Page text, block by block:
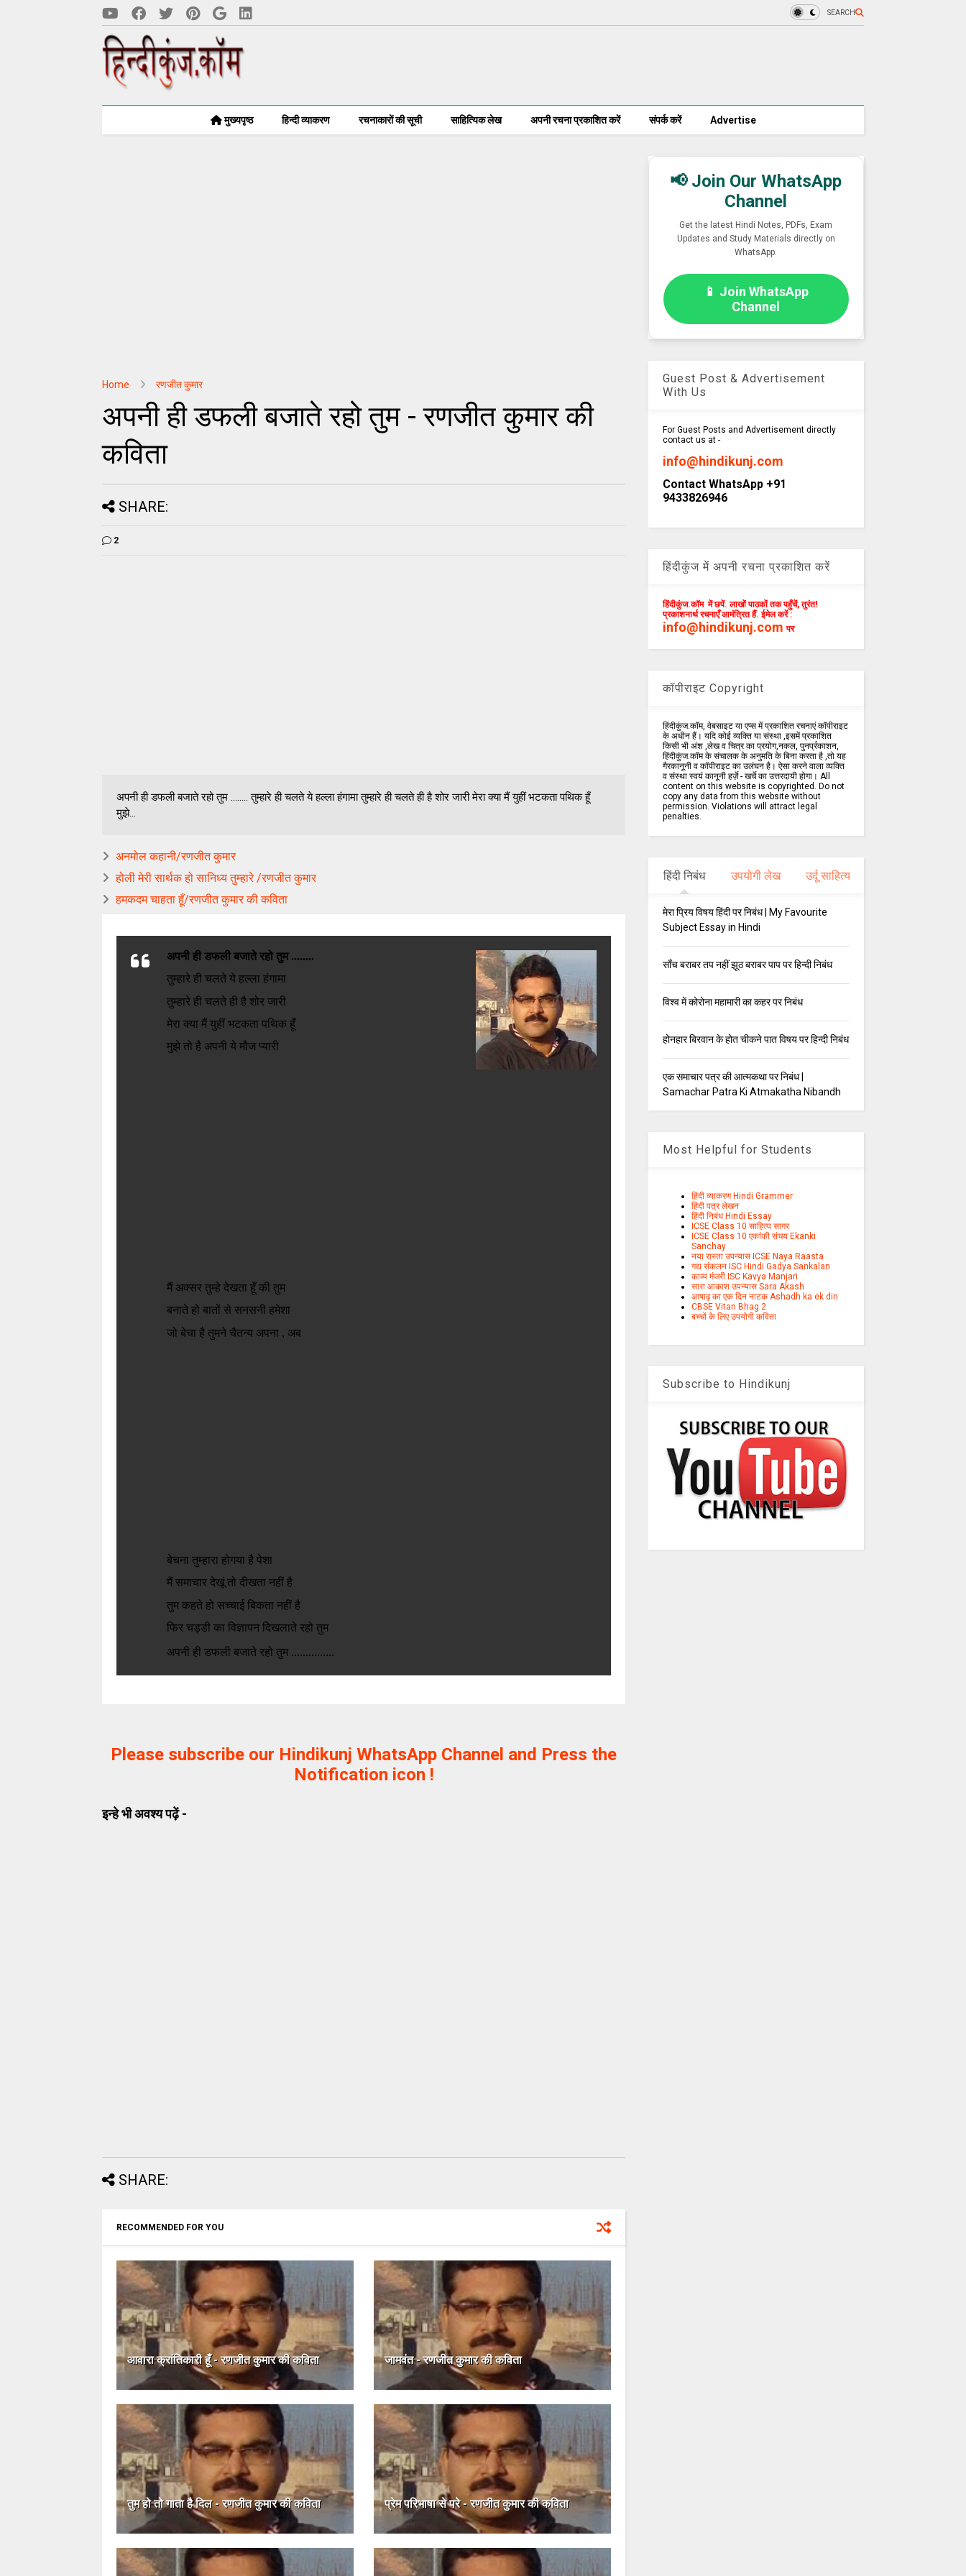
SEARCH
मुख्यपृष्ठ हिन्दी व्याकरण रचनाकारों की सूची साहित्यिक लेख अपनी रचना प्रकाशित करें संपर्क करें Advertise
Home रणजीत कुमार
अपनी ही डफली बजाते रहो तुम - रणजीत कुमार की
कविता
SHARE:
2
अपनी ही डफली बजाते रहो तुम ........ तुम्हारे ही चलते ये हल्ला हंगामा तुम्हारे ही चलते ही है शोर जारी मेरा क्या मैं युहीं भटकता पथिक हूँ
मुझे...
अनमोल कहानी/रणजीत कुमार
होली मेरी सार्थक हो सानिध्य तुम्हारे /रणजीत कुमार
हमकदम चाहता हूँ/रणजीत कुमार की कविता
अपनी ही डफली बजाते रहो तुम ........
तुम्हारे ही चलते ये हल्ला हंगामा
तुम्हारे ही चलते ही है शोर जारी
मेरा क्या मैं युहीं भटकता पथिक हूँ
मुझे तो है अपनी ये मौज प्यारी
मैं अक्सर तुम्हे देखता हूँ की तुम
बनाते हो बातों से सनसनी हमेशा
जो बेचा है तुमने चैतन्य अपना , अब
बेचना तुम्हारा होगया है पेशा
मैं समाचार देखूं तो दीखता नहीं है
तुम कहते हो सच्चाई बिकता नहीं है
फिर चड्डी का विज्ञापन दिखलाते रहो तुम
अपनी ही डफली बजाते रहो तुम ...............
Please subscribe our Hindikunj WhatsApp Channel and Press the
Notification icon !
इन्हे भी अवश्य पढ़ें -
SHARE:
RECOMMENDED FOR YOU
आवारा क्रांतिकारी हूँ - रणजीत कुमार की कविता जामवंत - रणजीत कुमार की कविता
तुम हो तो गाता है दिल - रणजीत कुमार की कविता प्रेम परिभाषा से परे - रणजीत कुमार की कविता
📢 Join Our WhatsApp
Channel
Get the latest Hindi Notes, PDFs, Exam
Updates and Study Materials directly on
WhatsApp.
📱 Join WhatsApp
Channel
Guest Post & Advertisement
With Us
For Guest Posts and Advertisement directly
contact us at -
info@hindikunj.com
Contact WhatsApp +91
9433826946
हिंदीकुंज में अपनी रचना प्रकाशित करें
हिंदीकुंज.कॉम में छपें. लाखों पाठकों तक पहुँचें, तुरंत!
प्रकाशनार्थ रचनाएँ आमंत्रित हैं. ईमेल करें :
info@hindikunj.com पर
कॉपीराइट Copyright
हिंदीकुंज.कॉम, वेबसाइट या एप्स में प्रकाशित रचनाएं कॉपीराइट
के अधीन हैं। यदि कोई व्यक्ति या संस्था ,इसमें प्रकाशित
किसी भी अंश ,लेख व चित्र का प्रयोग,नकल, पुनर्प्रकाशन,
हिंदीकुंज.कॉम के संचालक के अनुमति के बिना करता है ,तो यह
गैरकानूनी व कॉपीराइट का उलंघन है। ऐसा करने वाला व्यक्ति
व संस्था स्वयं कानूनी हर्ज़े - खर्चे का उत्तरदायी होगा। All
content on this website is copyrighted. Do not
copy any data from this website without
permission. Violations will attract legal
penalties.
हिंदी निबंध उपयोगी लेख उर्दू साहित्य
मेरा प्रिय विषय हिंदी पर निबंध | My Favourite
Subject Essay in Hindi
साँच बराबर तप नहीं झूठ बराबर पाप पर हिन्दी निबंध
विश्व में कोरोना महामारी का कहर पर निबंध
होनहार बिरवान के होत चीकने पात विषय पर हिन्दी निबंध
एक समाचार पत्र की आत्मकथा पर निबंध |
Samachar Patra Ki Atmakatha Nibandh
Most Helpful for Students
हिंदी व्याकरण Hindi Grammer
हिंदी पत्र लेखन
हिंदी निबंध Hindi Essay
ICSE Class 10 साहित्य सागर
ICSE Class 10 एकांकी संचय Ekanki
Sanchay
नया रास्ता उपन्यास ICSE Naya Raasta
गद्य संकलन ISC Hindi Gadya Sankalan
काव्य मंजरी ISC Kavya Manjari
सारा आकाश उपन्यास Sara Akash
आषाढ़ का एक दिन नाटक Ashadh ka ek din
CBSE Vitan Bhag 2
बच्चों के लिए उपयोगी कविता
Subscribe to Hindikunj